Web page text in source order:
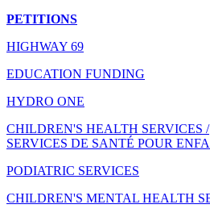
PETITIONS
HIGHWAY 69
EDUCATION FUNDING
HYDRO ONE
CHILDREN'S HEALTH SERVICES /
SERVICES DE SANTÉ POUR
PODIATRIC SERVICES
CHILDREN'S MENTAL HEALTH